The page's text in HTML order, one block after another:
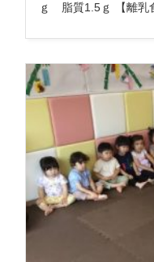
ｇ 脂質1.5ｇ 【離乳